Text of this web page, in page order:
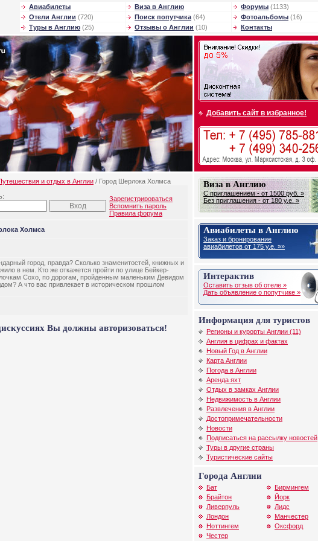
Авиабилеты Виза в Англию Форумы (1133)
Отели Англии (720) Поиск попутчика (64) Фотоальбомы (16)
Туры в Англию (25) Отзывы о Англии (10) Контакты
Добавить сайт в избранное!
и отдых в Англии / Город Шерлока Холмса
Зарегистрироваться
Вспомнить пароль
Правила форума
Холмса
город, правда? Сколько знаменитостей, книжных и
в нем. Кто же откажется пройти по улице Бейкер-
Сохо, по дорогам, пройденным маленьким Девидом
А что вас привлекает в историческом прошлом
Вы должны авторизоваться!
Виза в Англию
С приглашением - от 1500 руб. »
Без приглашения - от 180 у.е. »
Авиабилеты в Англию
Заказ и бронирование
авиабилетов от 175 у.е. »»
Интерактив
Оставить отзыв об отеле »
Дать объявление о попутчике »
Информация для туристов
Регионы и курорты Англии (11)
Англия в цифрах и фактах
Новый Год в Англии
Карта Англии
Погода в Англии
Аренда яхт
Отдых в замках Англии
Недвижимость в Англии
Развлечения в Англии
Достопримечательности
Новости
Подписаться на рассылку новостей
Туры в другие страны
Туристические сайты
Города Англии
Бат
Брайтон
Ливерпуль
Лондон
Ноттингем
Честер
Бирмингем
Йорк
Лидс
Манчестер
Оксфорд